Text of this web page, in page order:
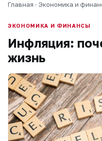
Главная · Экономика и
ЭКОНОМИКА И ФИНАНСЫ
Инфляция:
жизнь